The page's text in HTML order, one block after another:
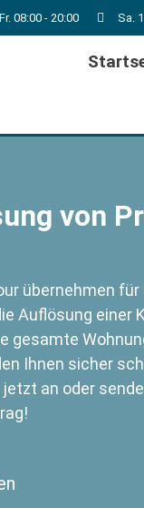
08:00 - 20:00 Sa.
von
übernehmen für
Auflösung einer
gesamte
Ihnen sicher
an oder